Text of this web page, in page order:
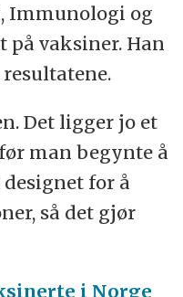
Immunologi og
vaksiner. Han
Det ligger jo et
man begynte å
for å
så det gjør
i Norge